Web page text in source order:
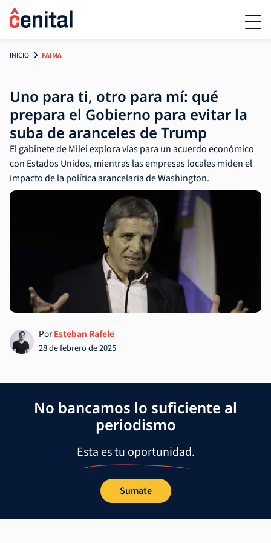
INICIO FAIMA
Uno para ti, otro para mí: qué
prepara el Gobierno para evitar la
suba de aranceles de Trump
El gabinete de Milei explora vías para un acuerdo económico
con Estados Unidos, mientras las empresas locales miden el
impacto de la política arancelaria de Washington.
PorEsteban Rafele
28 de febrero de 2025
No bancamos lo suficiente al
periodismo
Esta es tu oportunidad.
Sumate